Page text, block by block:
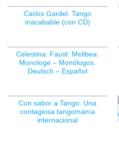
Carlos Gardel. Tango
inacabable (con CD)
Celestina: Faust: Melibea:
Monologe – Monólogos.
Deutsch – Español
Con sabor a Tango. Una
contagiosa tangomanía
internacional